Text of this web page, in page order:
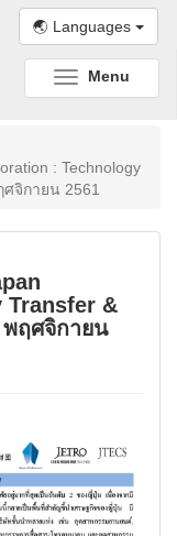
🌏 Languages
Toggle
navigation
Menu
: Technology
จิกายน 2561
Transfer &
ฤศจิกายน